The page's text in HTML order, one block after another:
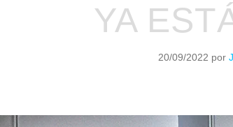
YA
20/09/2022 por